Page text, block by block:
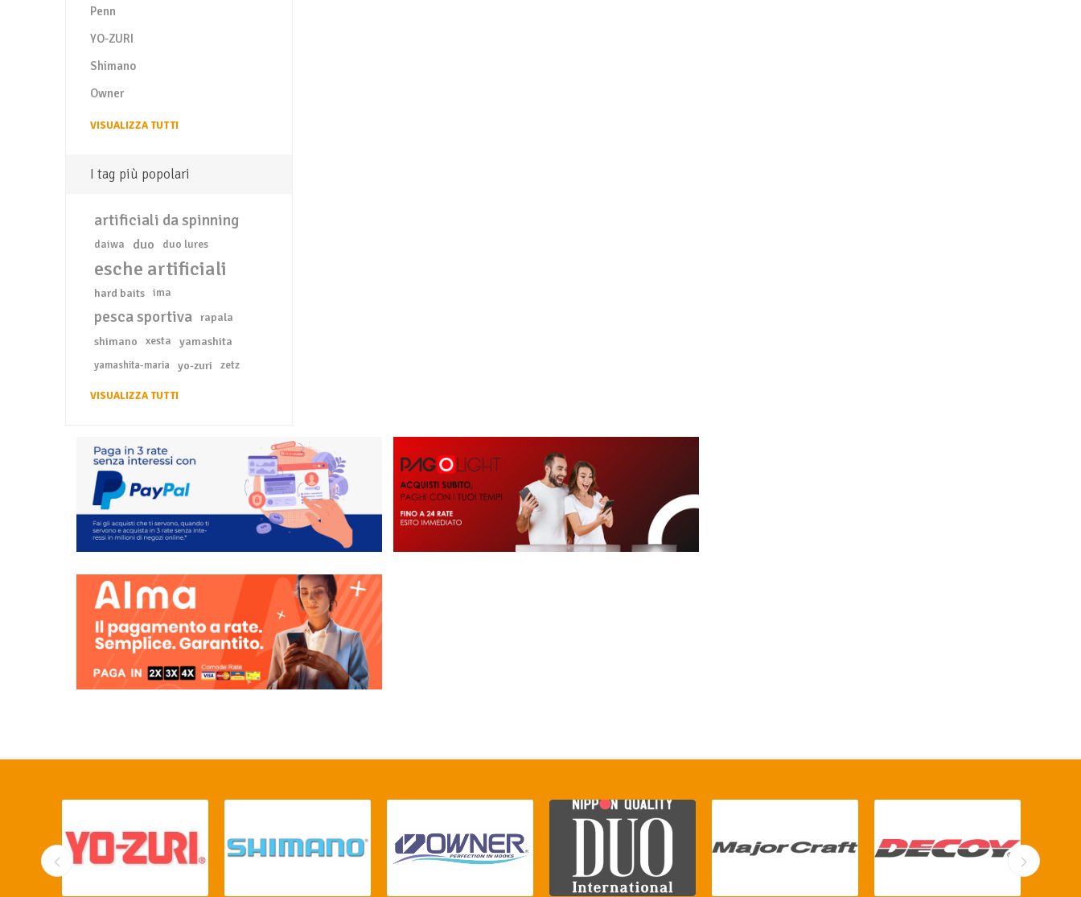
Penn
YO-ZURI
Shimano
Owner
VISUALIZZA TUTTI
I tag più popolari
artificiali da spinning
daiwa duo duo lures
esche artificiali
hard baits ima
pesca sportiva rapala
shimano
xesta yamashita
yamashita-maria yo-zuri zetz
VISUALIZZA TUTTI